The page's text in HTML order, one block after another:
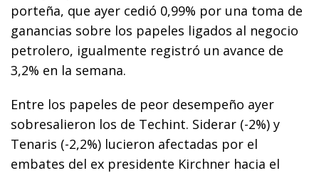
porteña, que ayer cedió 0,99% por una toma de
ganancias sobre los papeles ligados al negocio
petrolero, igualmente registró un avance de
3,2% en la semana.
Entre los papeles de peor desempeño ayer
sobresalieron los de Techint. Siderar (-2%) y
Tenaris (-2,2%) lucieron afectadas por el
embates del ex presidente Kirchner hacia el